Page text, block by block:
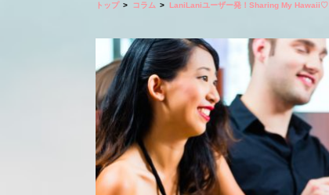
トップ コラム LaniLaniユーザー発！Sharing My Hawaii♡